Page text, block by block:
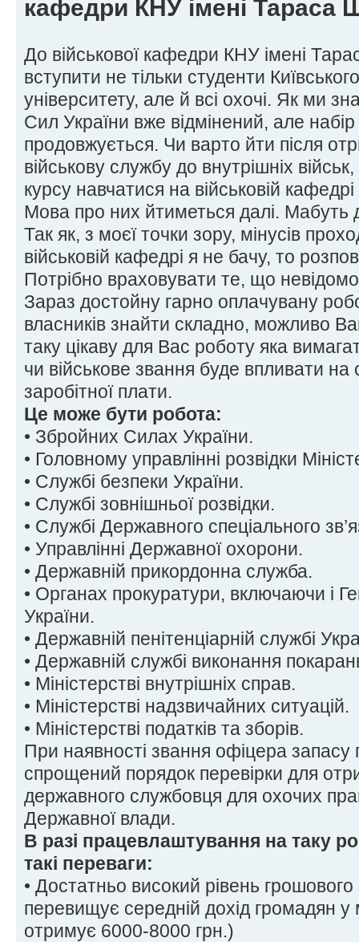
кафедри КНУ імені Тараса
До військової кафедри КНУ імені
вступити не тільки студенти
університету, але й всі охочі. Як ми
Сил України вже відмінений, але набір
продовжується. Чи варто йти після
військову службу до внутрішніх
курсу навчатися на військовій
Мова про них йтиметься далі. Мабуть
Так як, з моєї точки зору, мінусів
військовій кафедрі я не бачу, то
Потрібно враховувати те, що
Зараз достойну гарно оплачувану
власників знайти складно, можливо
таку цікаву для Вас роботу яка
чи військове звання буде впливати на
заробітної плати.
Це може бути робота:
• Збройних Силах України.
• Головному управлінні розвідки
• Службі безпеки України.
• Службі зовнішньої розвідки.
• Службі Державного спеціального
• Управлінні Державної охорони.
• Державній прикордонна служба.
• Органах прокуратури, включаючи і
України.
• Державній пенітенціарній службі
• Державній службі виконання
• Міністерстві внутрішніх справ.
• Міністерстві надзвичайних ситуацій.
• Міністерстві податків та зборів.
При наявності звання офіцера
спрощений порядок перевірки для
державного службовця для охочих
Державної влади.
В разі працевлаштування на таку
такі переваги:
• Достатньо високий рівень
перевищує середній дохід громадян у
отримує 6000-8000 грн.)